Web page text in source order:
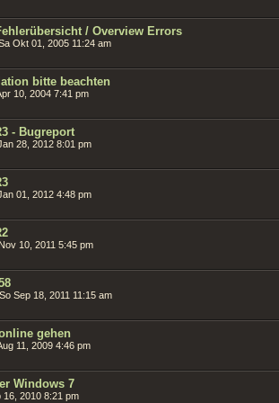
/ Overview Errors
Okt 01, 2005 11:24 am
bitte beachten
10, 2004 7:41 pm
- Bugreport
28, 2012 8:01 pm
01, 2012 4:48 pm
10, 2011 5:45 pm
So Sep 18, 2011 11:15 am
gehen
11, 2009 4:46 pm
Windows 7
16, 2010 8:21 pm